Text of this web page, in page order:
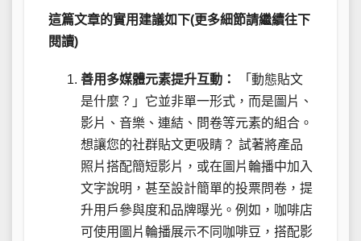
這篇文章的實用建議如下(更多細節請繼續往下
閱讀)
善用多媒體元素提升互動：
「動態貼文
是什麼？」它並非單一形式，而是圖片、
影片、音樂、連結、問卷等元素的組合。
想讓您的社群貼文更吸睛？ 試著將產品
照片搭配簡短影片，或在圖片輪播中加入
文字說明，甚至設計簡單的投票問卷，提
升用戶參與度和品牌曝光。例如，咖啡店
可使用圖片輪播展示不同咖啡豆，搭配影